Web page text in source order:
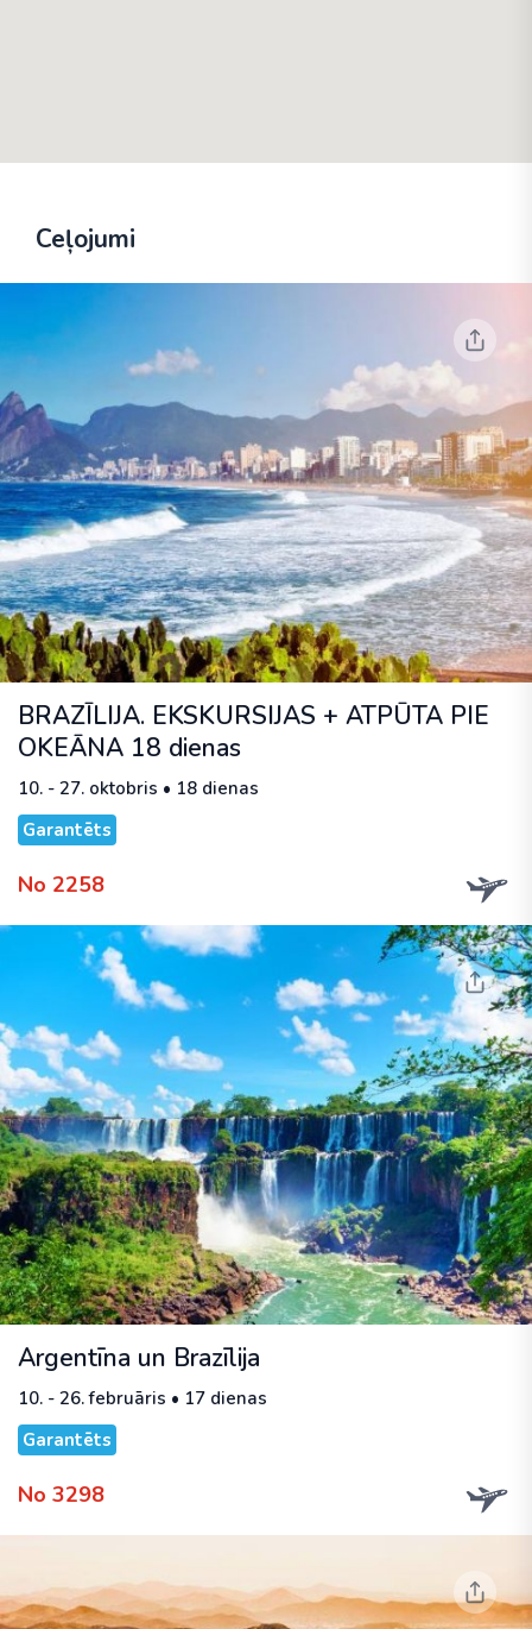
Ceļojumi
BRAZĪLIJA. EKSKURSIJAS + ATPŪTA PIE
OKEĀNA 18 dienas
10. - 27. oktobris • 18 dienas
Garantēts
No 2258
Argentīna un Brazīlija
10. - 26. februāris • 17 dienas
Garantēts
No 3298